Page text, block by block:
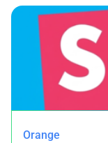
Orange